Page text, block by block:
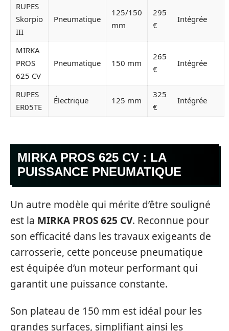
RUPES
Skorpio
III
Pneumatique
125/150
mm
295
€
Intégrée
MIRKA
PROS
625 CV
Pneumatique 150 mm
265
€
Intégrée
RUPES
ER05TE
Électrique 125 mm
325
€
Intégrée
MIRKA PROS 625 CV : LA
PUISSANCE PNEUMATIQUE
Un autre modèle qui mérite d’être souligné
est la MIRKA PROS 625 CV. Reconnue pour
son efficacité dans les travaux exigeants de
carrosserie, cette ponceuse pneumatique
est équipée d’un moteur performant qui
garantit une puissance constante.
Son plateau de 150 mm est idéal pour les
grandes surfaces, simplifiant ainsi les